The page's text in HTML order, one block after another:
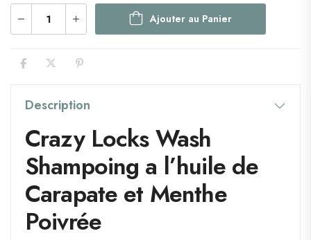
Ajouter au Panier
Description
Crazy Locks Wash
Shampoing a l’huile de
Carapate et Menthe
Poivrée